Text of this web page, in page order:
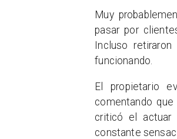
Muy
pasar por
Incluso
funcionando.
El propietario
comentando
criticó el actuar
constante